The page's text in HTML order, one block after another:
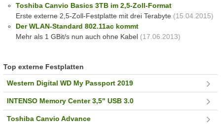
Toshiba Canvio Basics 3TB im 2,5-Zoll-Format
Erste externe 2,5-Zoll-Festplatte mit drei Terabyte (15.04.2015)
Der WLAN-Standard 802.11ac kommt
Mehr als 1 GBit/s nun auch ohne Kabel(17.06.2013)
Top externe Festplatten
Western Digital WD My Passport 2019
INTENSO Memory Center 3,5" USB 3.0
Toshiba Canvio Advance